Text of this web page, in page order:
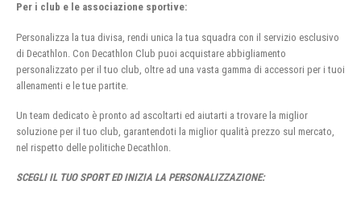
Per i club e le associazione sportive:
Personalizza la tua divisa, rendi unica la tua squadra con il servizio esclusivo
di Decathlon. Con Decathlon Club puoi acquistare abbigliamento
personalizzato per il tuo club, oltre ad una vasta gamma di accessori per i tuoi
allenamenti e le tue partite.
Un team dedicato è pronto ad ascoltarti ed aiutarti a trovare la miglior
soluzione per il tuo club, garantendoti la miglior qualità prezzo sul mercato,
nel rispetto delle politiche Decathlon.
SCEGLI IL TUO SPORT ED INIZIA LA PERSONALIZZAZIONE: